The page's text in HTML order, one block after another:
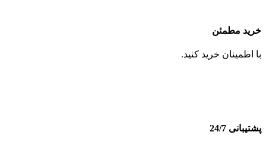
خرید مطمئن
با اطمینان خرید کنید.
پشتیبانی 24/7